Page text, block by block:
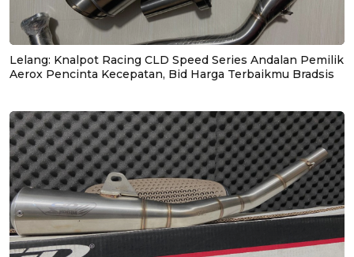
Lelang: Knalpot Racing CLD Speed Series Andalan Pemilik
Aerox Pencinta Kecepatan, Bid Harga Terbaikmu Bradsis